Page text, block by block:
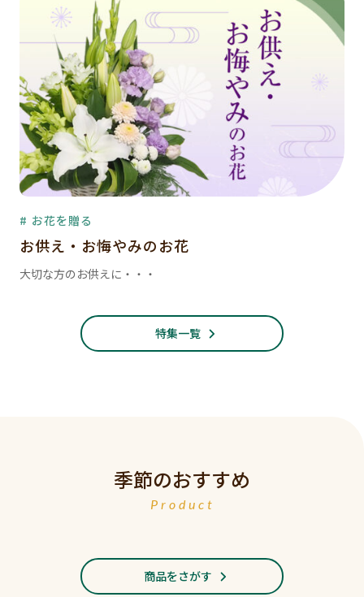
# お花を贈る
お供え・お悔やみのお花
大切な方のお供えに・・・
特集一覧
季節のおすすめ
Product
商品をさがす